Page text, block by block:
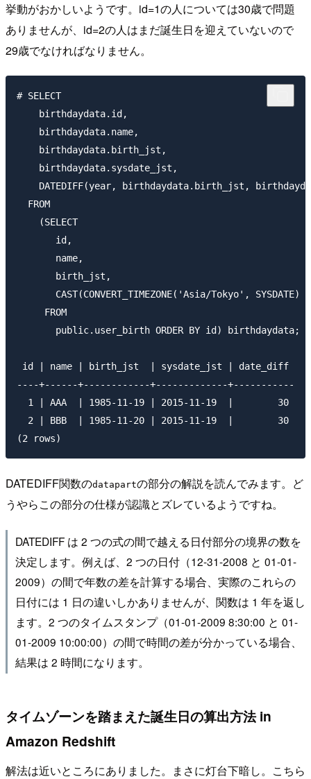
挙動がおかしいようです。id=1の人については30歳で問題
ありませんが、id=2の人はまだ誕生日を迎えていないので
29歳でなければなりません。
# SELECT
    birthdaydata.id,
    birthdaydata.name,
    birthdaydata.birth_jst,
    birthdaydata.sysdate_jst,
DATEDIFF(year, birthdaydata.birth_jst,
  FROM
    (SELECT
       id,
       name,
       birth_jst,
CAST(CONVERT_TIMEZONE('Asia/Tokyo', SYSDATE)
     FROM
       public.user_birth ORDER BY id) birthdaydata;
id | name | birth_jst  | sysdate_jst | date_diff
----+------+------------+-------------+-----------
  1 | AAA  | 1985-11-19 | 2015-11-19  |        30
  2 | BBB  | 1985-11-20 | 2015-11-19  |        30
DATEDIFF関数のdatapartの部分の解説を読んでみます。ど
うやらこの部分の仕様が認識とズレているようですね。
DATEDIFF は 2 つの式の間で越える日付部分の境界の数を
決定します。例えば、2 つの日付（12-31-2008 と 01-01-
2009）の間で年数の差を計算する場合、実際のこれらの
日付には 1 日の違いしかありませんが、関数は 1 年を返し
ます。2 つのタイムスタンプ（01-01-2009 8:30:00 と 01-
01-2009 10:00:00）の間で時間の差が分かっている場合、
結果は 2 時間になります。
タイムゾーンを踏まえた誕生日の算出方法 in
Amazon Redshift
解法は近いところにありました。まさに灯台下暗し。こちら